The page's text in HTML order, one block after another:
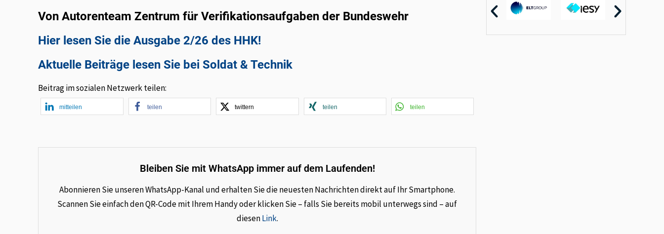
Von Autorenteam Zentrum für Verifikationsaufgaben der Bundeswehr
Hier lesen Sie die Ausgabe 2/26 des HHK!
Aktuelle Beiträge lesen Sie bei Soldat & Technik
Beitrag im sozialen Netzwerk teilen:
mitteilen teilen twittern teilen teilen
Bleiben Sie mit WhatsApp immer auf dem Laufenden!
Abonnieren Sie unseren WhatsApp-Kanal und erhalten Sie die neuesten Nachrichten direkt auf Ihr Smartphone.
Scannen Sie einfach den QR-Code mit Ihrem Handy oder klicken Sie – falls Sie bereits mobil unterwegs sind – auf
diesenLink.